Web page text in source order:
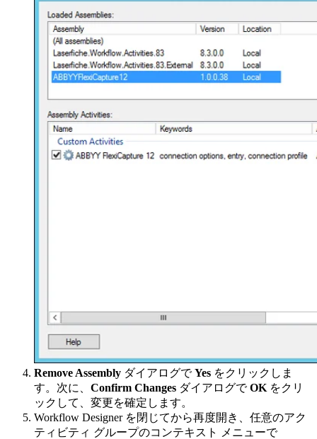
Remove Assembly ダイアログでYes をクリックしま
す。次に、 Confirm Changes ダイアログでOK をクリ
ックして、変更を確定します。
Workflow Designer を閉じてから再度開き、任意のアク
ティビティ グループのコンテキスト メニューで